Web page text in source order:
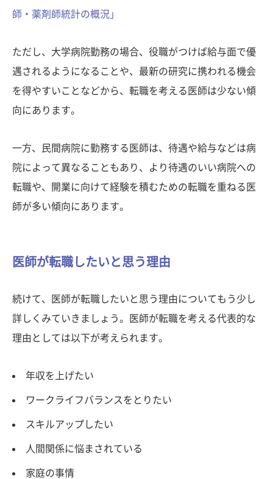
師・薬剤師統計の概況」
ただし、大学病院勤務の場合、役職がつけば給与面で優
遇されるようになることや、最新の研究に携われる機会
を得やすいことなどから、転職を考える医師は少ない傾
向にあります。
一方、民間病院に勤務する医師は、待遇や給与などは病
院によって異なることもあり、より待遇のいい病院への
転職や、開業に向けて経験を積むための転職を重ねる医
師が多い傾向にあります。
医師が転職したいと思う理由
続けて、医師が転職したいと思う理由についてもう少し
詳しくみていきましょう。医師が転職を考える代表的な
理由としては以下が考えられます。
年収を上げたい
ワークライフバランスをとりたい
スキルアップしたい
人間関係に悩まされている
家庭の事情